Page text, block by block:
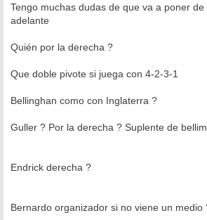
n
e
Tengo muchas dudas de que va a poner
adelante
Quién por la derecha ?
Que doble pivote si juega con 4-2-3-1
Bellinghan como con Inglaterra ?
Guller ? Por la derecha ? Suplente de
Endrick derecha ?
Bernardo organizador si no viene un medio